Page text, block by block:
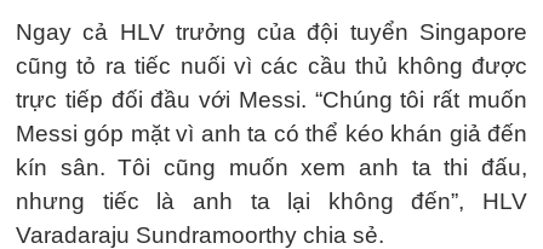
Ngay cả HLV trưởng của đội tuyển Singapore
cũng tỏ ra tiếc nuối vì các cầu thủ không được
trực tiếp đối đầu với Messi. “Chúng tôi rất muốn
Messi góp mặt vì anh ta có thể kéo khán giả đến
kín sân. Tôi cũng muốn xem anh ta thi đấu,
nhưng tiếc là anh ta lại không đến”, HLV
Varadaraju Sundramoorthy chia sẻ.